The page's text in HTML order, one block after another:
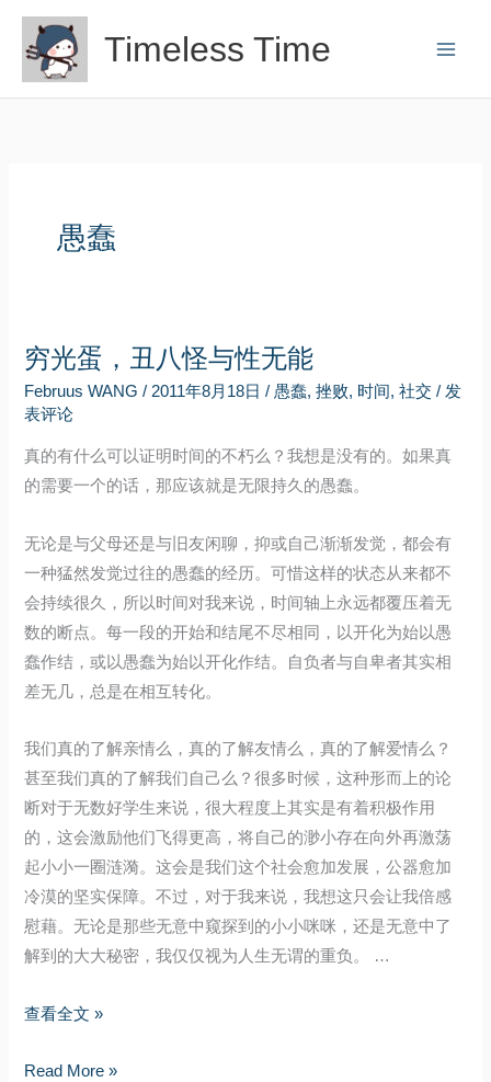
容
Timeless Time
愚蠢
穷光蛋，丑八怪与性无能
Februus WANG/ 2011年8月18日/ 愚蠢,挫败, 时间,社交 / 发
表评论
真的有什么可以证明时间的不朽么？我想是没有的。如果真
的需要一个的话，那应该就是无限持久的愚蠢。
无论是与父母还是与旧友闲聊，抑或自己渐渐发觉，都会有
一种猛然发觉过往的愚蠢的经历。可惜这样的状态从来都不
会持续很久，所以时间对我来说，时间轴上永远都覆压着无
数的断点。每一段的开始和结尾不尽相同，以开化为始以愚
蠢作结，或以愚蠢为始以开化作结。自负者与自卑者其实相
差无几，总是在相互转化。
我们真的了解亲情么，真的了解友情么，真的了解爱情么？
甚至我们真的了解我们自己么？很多时候，这种形而上的论
断对于无数好学生来说，很大程度上其实是有着积极作用
的，这会激励他们飞得更高，将自己的渺小存在向外再激荡
起小小一圈涟漪。这会是我们这个社会愈加发展，公器愈加
冷漠的坚实保障。不过，对于我来说，我想这只会让我倍感
慰藉。无论是那些无意中窥探到的小小咪咪，还是无意中了
解到的大大秘密，我仅仅视为人生无谓的重负。 …
穷
蛋，
查看全文 »
穷
Read More »